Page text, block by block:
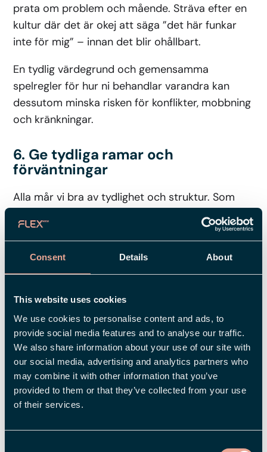
Consent Details About
This website uses cookies
We use cookies to personalise content and ads, to
provide social media features and to analyse our traffic.
We also share information about your use of our site with
our social media, advertising and analytics partners who
may combine it with other information that you’ve
provided to them or that they’ve collected from your use
of their services.
prata om problem och mående. Sträva efter en
kultur där det är okej att säga ”det här funkar
inte för mig” – innan det blir ohållbart.
En tydlig värdegrund och gemensamma
spelregler för hur ni behandlar varandra kan
dessutom minska risken för konflikter, mobbning
och kränkningar.
6. Ge tydliga ramar och
förväntningar
Alla mår vi bra av tydlighet och struktur. Som
Se till att medarbetarna har full koll på sina
arbetsuppgifter och ansvarsområden.
tydliga och inte krockar med varandra.
Ge medarbetarna rätt resurser för att
kunna uppfylla sina mål.
Hjälpa till att sortera och prioritera när att-
göra-listan blir för lång.
7. Fånga upp tidiga signaler